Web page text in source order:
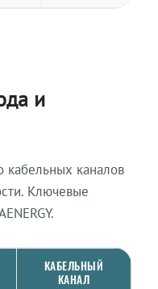
и
каналов
Ключевые
КАБЕЛЬНЫЙ
КАНАЛ